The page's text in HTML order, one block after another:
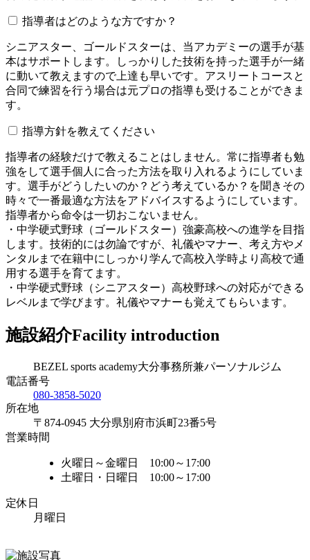
指導者はどのような方ですか？
シニアスター、ゴールドスターは、当アカデミーの選手が基
本はサポートします。しっかりした技術を持った選手が一緒
に動いて教えますので上達も早いです。アスリートコースと
合同で練習を行う場合は元プロの指導も受けることができま
す。
指導方針を教えてください
指導者の経験だけで教えることはしません。常に指導者も勉
強をして選手個人に合った方法を取り入れるようにしていま
す。選手がどうしたいのか？どう考えているか？を聞きその
時々で一番最適な方法をアドバイスするようにしています。
指導者から命令は一切おこないません。
・中学硬式野球（ゴールドスター）強豪高校への進学を目指
します。技術的には勿論ですが、礼儀やマナー、考え方やメ
ンタルまで在籍中にしっかり学んで高校入学時より高校で通
用する選手を育てます。
・中学硬式野球（シニアスター）高校野球への対応ができる
レベルまで学びます。礼儀やマナーも覚えてもらいます。
施設紹介Facility introduction
BEZEL sports academy大分事務所兼パーソナルジム
電話番号
080-3858-5020
所在地
〒874-0945 大分県別府市浜町23番5号
営業時間
火曜日～金曜日 10:00～17:00
土曜日・日曜日 10:00～17:00
定休日
月曜日